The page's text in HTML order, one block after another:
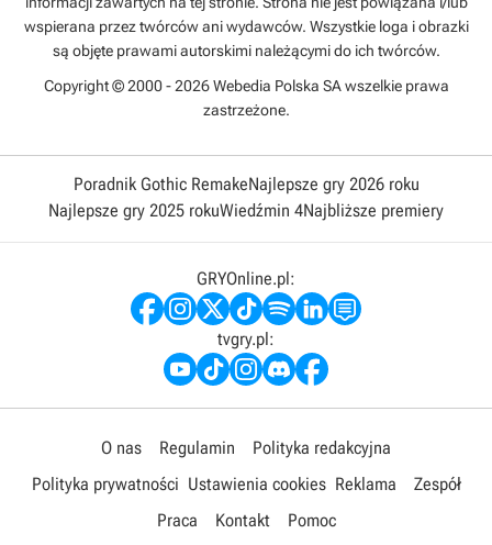
wspierana przez twórców ani wydawców. Wszystkie loga i obrazki
są objęte prawami autorskimi należącymi do ich twórców.
Copyright © 2000 - 2026 Webedia Polska SA wszelkie prawa
zastrzeżone.
Poradnik Gothic RemakeNajlepsze gry 2026 roku
Najlepsze gry 2025 rokuWiedźmin 4Najbliższe premiery
GRYOnline.pl:
tvgry.pl:
O nas Regulamin
Polityka redakcyjna
Polityka prywatności Ustawienia cookies Reklama
Zespół
Praca
Kontakt Pomoc